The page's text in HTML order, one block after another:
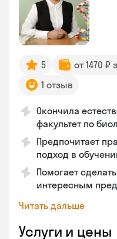
5 от 1470 ₽
1 отзыв
Окончила
факультет по
Предпочитает
подход в
Помогает
интересным
Читать дальше
Услуги и цены